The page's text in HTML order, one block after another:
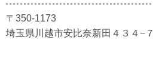
〒350-1173
埼玉県川越市安比奈新田４３４−７